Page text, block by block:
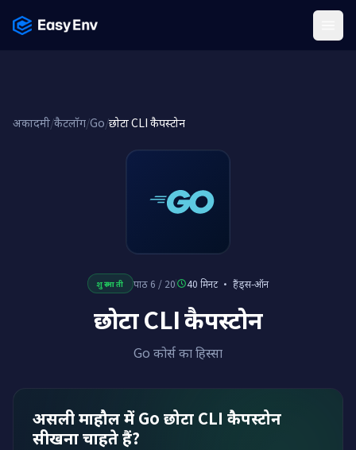
अकादमी/कैटलॉग/Go/छोटा CLI कैपस्टोन
शुरुआती पाठ 6 / 20 40 मिनट· हैंड्स-ऑन
छोटा CLI कैपस्टोन
Go कोर्स का हिस्सा
असली माहौल में Go छोटा CLI कैपस्टोन
सीखना चाहते हैं?